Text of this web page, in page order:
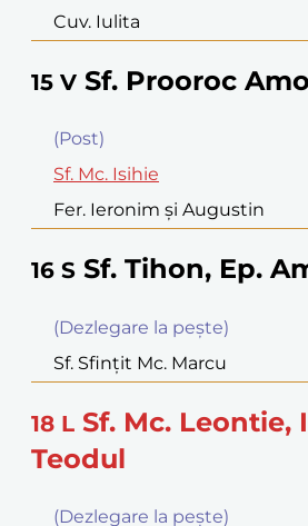
Cuv. Iulita
15 V Sf. Prooroc
(Post)
Sf. Mc. Isihie
Fer. Ieronim şi Augustin
16 S Sf. Tihon, Ep.
(Dezlegare la peşte)
Sf. Sfinţit Mc. Marcu
18 L Sf. Mc. Leontie,
Teodul
(Dezlegare la peşte)